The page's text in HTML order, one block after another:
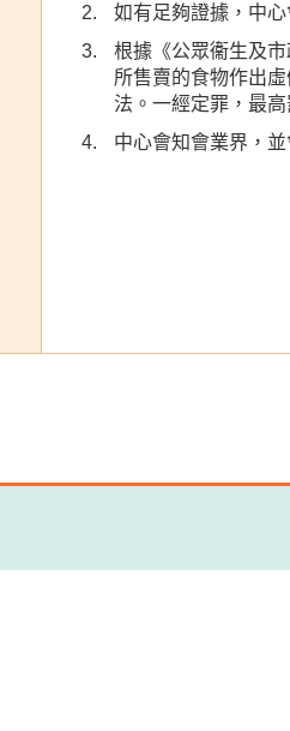
如有足夠證據，中心
根據《公眾衞生及
所售賣的食物作出
法。一經定罪，最
中心會知會業界，